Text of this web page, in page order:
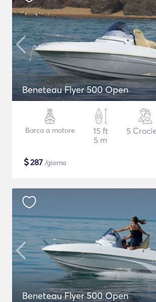
Beneteau Flyer 500 Open
Barca a motore
15 ft
5 m
5
$287 /giorno
Beneteau Flyer 500 Open